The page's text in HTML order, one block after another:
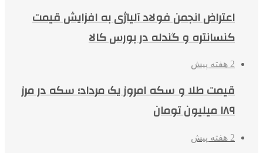
اعتراض انجمن فولاد آلیاژی به افزایش قیمت
کنسانتره و گندله در بورس کالا
2 هفته پیش
قیمت طلا و سکه امروز یک مرداد؛ سکه در مرز
۱۸۹ میلیون تومان
2 هفته پیش